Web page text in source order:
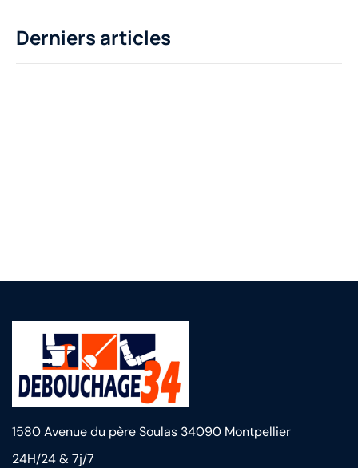
Derniers articles
1580 Avenue du père Soulas 34090 Montpellier
24H/24 & 7j/7